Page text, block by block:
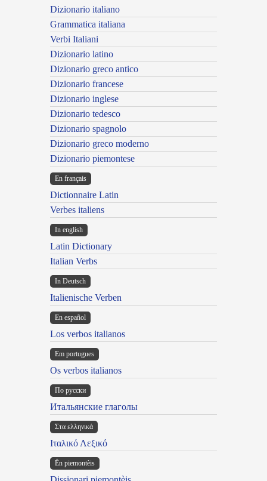
Dizionario italiano
Grammatica italiana
Verbi Italiani
Dizionario latino
Dizionario greco antico
Dizionario francese
Dizionario inglese
Dizionario tedesco
Dizionario spagnolo
Dizionario greco moderno
Dizionario piemontese
En français
Dictionnaire Latin
Verbes italiens
In english
Latin Dictionary
Italian Verbs
In Deutsch
Italienische Verben
En español
Los verbos italianos
Em portugues
Os verbos italianos
По русски
Итальянские глаголы
Στα ελληνικά
Ιταλικό Λεξικό
Ën piemontèis